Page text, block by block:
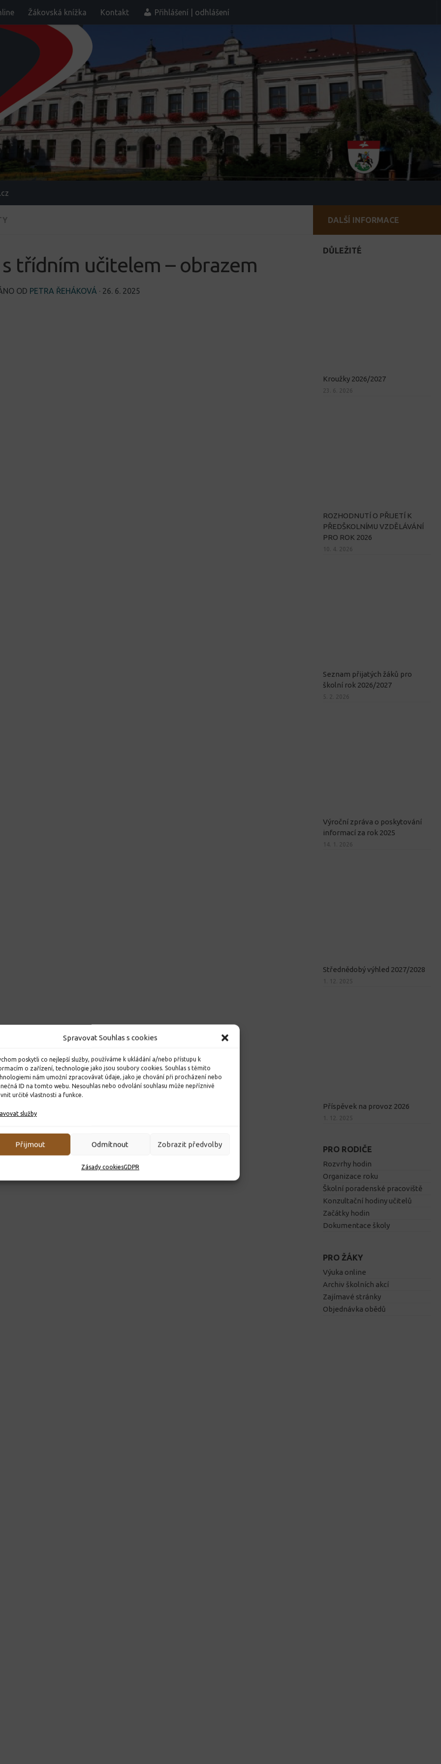
Spravovat Souhlas s cookies
poskytli co nejlepší služby, používáme k ukládání a/nebo přístupu k
o zařízení, technologie jako jsou soubory cookies. Souhlas s těmito
nám umožní zpracovávat údaje, jako je chování při procházení nebo
ID na tomto webu. Nesouhlas nebo odvolání souhlasu může nepříznivě
určité vlastnosti a funkce.
služby
Přijmout Odmítnout Zobrazit předvolby
Zásady cookiesGDPR
Žákovská knížka Kontakt Přihlášení | odhlášení
třídním učitelem – obrazem
OD PETRA ŘEHÁKOVÁ · 26. 6. 2025
DALŠÍ INFORMACE
DŮLEŽITÉ
Kroužky 2026/2027
23. 6. 2026
ROZHODNUTÍ O PŘIJETÍ K
PŘEDŠKOLNÍMU VZDĚLÁVÁNÍ
PRO ROK 2026
10. 4. 2026
Seznam přijatých žáků pro
školní rok 2026/2027
5. 2. 2026
Výroční zpráva o poskytování
informací za rok 2025
14. 1. 2026
Střednědobý výhled 2027/2028
1. 12. 2025
Příspěvek na provoz 2026
1. 12. 2025
PRO RODIČE
Rozvrhy hodin
Organizace roku
Školní poradenské pracoviště
Konzultační hodiny učitelů
Začátky hodin
Dokumentace školy
PRO ŽÁKY
Výuka online
Archiv školních akcí
Zajímavé stránky
Objednávka obědů